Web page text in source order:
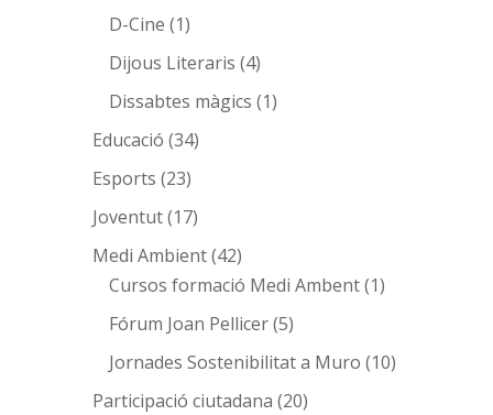
D-Cine (1)
Dijous Literaris (4)
Dissabtes màgics (1)
Educació (34)
Esports (23)
Joventut(17)
Medi Ambient(42)
Cursos formació Medi Ambent(1)
Fórum Joan Pellicer(5)
Jornades Sostenibilitat a Muro (10)
Participació ciutadana (20)